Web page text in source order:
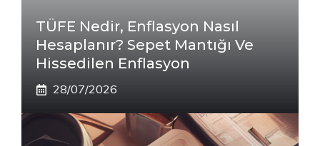
TÜFE Nedir, Enflasyon Nasıl
Hesaplanır? Sepet Mantığı Ve
Hissedilen Enflasyon
28/07/2026